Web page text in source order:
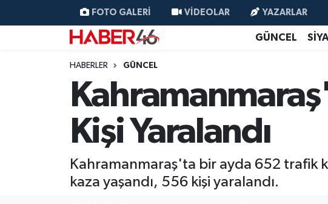
FOTO GALERI VIDEOLAR YAZARLAR
GÜNCEL
HABERLER GÜNCEL
Kişi Yaralandı
Kahramanmaraş'ta bir ayda 652 trafik
kaza yaşandı, 556 kişi yaralandı.
GÜNCEL
EKONOMİ
Nöbetçi Eczaneler
Kahramanmaraş Namaz Vakitleri
Trafik Durumu
Süper Lig Puan Durumu ve Fikstür